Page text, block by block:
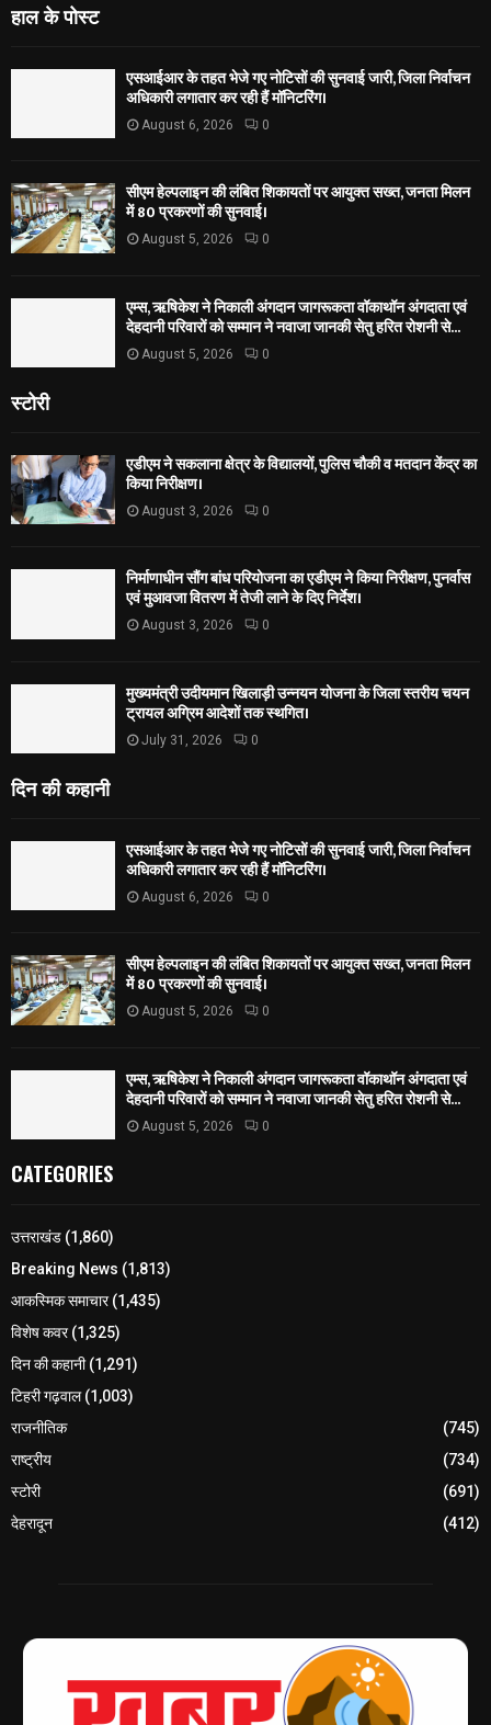
हाल के पोस्ट
एसआईआर के तहत भेजे गए नोटिसों की सुनवाई जारी, जिला निर्वाचन
अधिकारी लगातार कर रही हैं मॉनिटरिंग।
August 6, 2026 0
सीएम हेल्पलाइन की लंबित शिकायतों पर आयुक्त सख्त, जनता मिलन
में 80 प्रकरणों की सुनवाई।
August 5, 2026 0
एम्स, ऋषिकेश ने निकाली अंगदान जागरूकता वॉकाथॉन अंगदाता एवं
देहदानी परिवारों को सम्मान ने नवाजा जानकी सेतु हरित रोशनी से...
August 5, 2026 0
स्टोरी
एडीएम ने सकलाना क्षेत्र के विद्यालयों, पुलिस चौकी व मतदान केंद्र का
किया निरीक्षण।
August 3, 2026 0
निर्माणाधीन सौंग बांध परियोजना का एडीएम ने किया निरीक्षण, पुनर्वास
एवं मुआवजा वितरण में तेजी लाने के दिए निर्देश।
August 3, 2026 0
मुख्यमंत्री उदीयमान खिलाड़ी उन्नयन योजना के जिला स्तरीय चयन
ट्रायल अग्रिम आदेशों तक स्थगित।
July 31, 2026 0
दिन की कहानी
एसआईआर के तहत भेजे गए नोटिसों की सुनवाई जारी, जिला निर्वाचन
अधिकारी लगातार कर रही हैं मॉनिटरिंग।
August 6, 2026 0
सीएम हेल्पलाइन की लंबित शिकायतों पर आयुक्त सख्त, जनता मिलन
में 80 प्रकरणों की सुनवाई।
August 5, 2026 0
एम्स, ऋषिकेश ने निकाली अंगदान जागरूकता वॉकाथॉन अंगदाता एवं
देहदानी परिवारों को सम्मान ने नवाजा जानकी सेतु हरित रोशनी से...
August 5, 2026 0
CATEGORIES
उत्तराखंड (1,860)
Breaking News (1,813)
आकस्मिक समाचार(1,435)
विशेष कवर(1,325)
दिन की कहानी(1,291)
टिहरी गढ़वाल(1,003)
राजनीतिक
(745)
राष्ट्रीय
(734)
स्टोरी
(691)
देहरादून
(412)